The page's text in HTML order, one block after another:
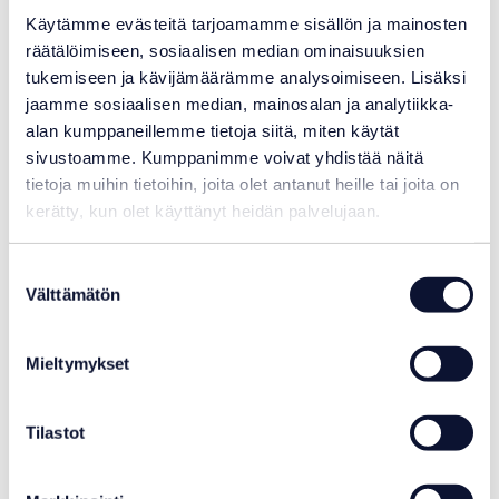
Käytämme evästeitä tarjoamamme sisällön ja mainosten
räätälöimiseen, sosiaalisen median ominaisuuksien
tukemiseen ja kävijämäärämme analysoimiseen. Lisäksi
jaamme sosiaalisen median, mainosalan ja analytiikka-
alan kumppaneillemme tietoja siitä, miten käytät
sivustoamme. Kumppanimme voivat yhdistää näitä
tietoja muihin tietoihin, joita olet antanut heille tai joita on
kerätty, kun olet käyttänyt heidän palvelujaan.
valinta
Välttämätön
Mieltymykset
Tilastot
Badu hieronta-asema
Varastotilanne:
Toimitusaika: tyypillisesti noin 30 päivää. Lopullinen